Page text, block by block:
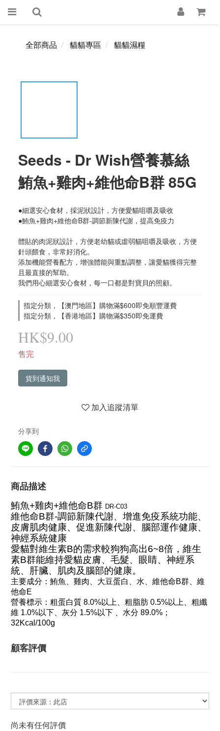
全部商品 貓貓專區 貓貓濕糧
Seeds - Dr Wish營養慕絲
鮪魚+雞肉+維他命B群 85G
●細選安心食材，採泥狀設計，方便愛貓咀嚼及吸收
●鮪魚+雞肉+維他命B群-調節新陳代謝，提高免疫力
體貼的肉泥狀設計，方便老幼貓或虛弱貓咀嚼及吸收，方便
針頭餵食，非常好消化。
添加機能營養配方，增強體能與重點調整，讓愛貓獲得完整
且最直接的幫助。
我們用心細選安心食材，每一口都是對寶貝的照顧。
指定分類，【澳門地區】購物滿$600即免順豐運費
指定分類，【香港地區】購物滿$350即免運費
HK$9.00
售完
貨到通知我
加入追蹤清單
分享到
商品描述
鮪魚+雞肉+維他命B群 DR-C03
維他命B群-調節新陳代謝、增進免疫系統功能、
皮膚肌肉健康、促進新陳代謝、腦部運作健康、
神經系統健康
愛貓對維生素B的需求較狗狗高出6~8倍，維生
素B群能維持愛貓皮膚、毛髮、眼睛、神經系
統、肝臟、肌肉及腦部的健康。
主要成分：鮪魚、雞肉、大豆蛋白、水、維他命B群、維
他命E
營養標示：粗蛋白質 8.0%以上、粗脂肪 0.5%以上、粗纖
維 1.0%以下、灰分 1.5%以下 、水分 89.0%；
32Kcal/100g
顧客評價
尚未有任何評價